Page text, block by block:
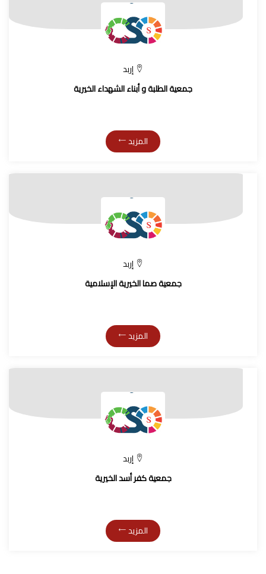
إربد
جمعية الطلبة و أبناء الشهداء الخيرية
المزيد
إربد
جمعية صما الخيرية الإسلامية
المزيد
إربد
جمعية كفر أسد الخيرية
المزيد